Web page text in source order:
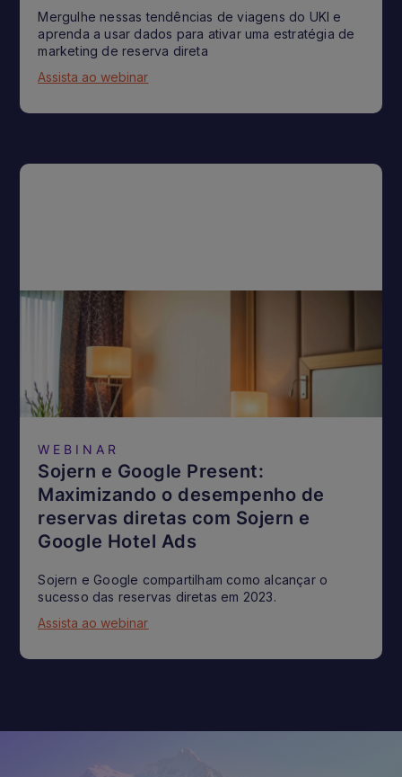
Mergulhe nessas tendências de viagens do UKI e
aprenda a usar dados para ativar uma estratégia de
marketing de reserva direta
Assista ao webinar
WEBINAR
Sojern e Google Present:
Maximizando o desempenho de
reservas diretas com Sojern e
Google Hotel Ads
Sojern e Google compartilham como alcançar o
sucesso das reservas diretas em 2023.
Assista ao webinar